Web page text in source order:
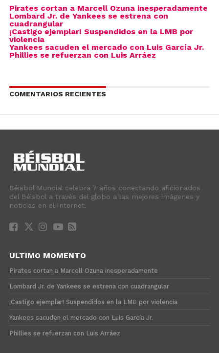
Pirates cortan a Marcell Ozuna inesperadamente
Lombard Jr. de Yankees se estrena con
cuadrangular
¡Castigo ejemplar! Suspendidos en la LMB por
violencia
Yankees sacuden el mercado con Luis García Jr.
Phillies se refuerzan con Luis Arráez
COMENTARIOS RECIENTES
Béisbol Mundial celebra 7 años conectando aficionados
del Béisbol a través del globo a las mejores imágenes y
noticias en el Internet.
ULTIMO MOMENTO
Pirates cortan a Marcell Ozuna inesperadamente
Lombard Jr. de Yankees se estrena con cuadrangular
¡Castigo ejemplar! Suspendidos en la LMB por violencia
Yankees sacuden el mercado con Luis García Jr.
Phillies se refuerzan con Luis Arráez